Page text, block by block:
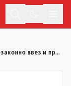
Вейпы на 45 млн тенге незаконно ввез и продавал костанаец